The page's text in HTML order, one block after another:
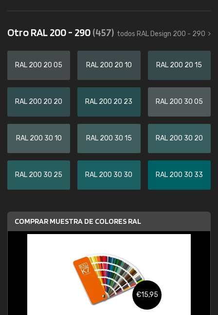
Otro RAL 200 - 290(457) todos RAL Design 200 - 290
RAL 200 20 05 RAL 200 20 10 RAL 200 20 15
RAL 200 20 20 RAL 200 20 23 RAL 200 30 05
RAL 200 30 10 RAL 200 30 15 RAL 200 30 20
RAL 200 30 25 RAL 200 30 30 RAL 200 30 33
COMPRAR MUESTRA DE COLORES RAL
€15,95